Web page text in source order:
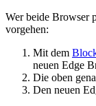
Wer beide Browser
vorgehen:
Mit dem
neuen Edge
Die oben
Den neuen